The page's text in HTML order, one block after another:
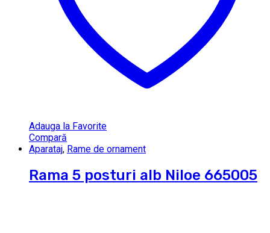
Adauga la Favorite
Compară
Aparataj, Rame de ornament
Rama 5 posturi alb Niloe 665005